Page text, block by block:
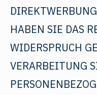
HABEN SIE DAS
WIDERSPRUCH
VERARBEITUNG